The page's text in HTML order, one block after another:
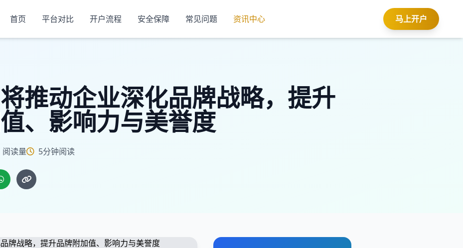
首页 平台对比 开户流程 安全保障 常见问题 资讯中心 马上开户
推动企业深化品牌战略，提升
、影响力与美誉度
阅读量 5分钟阅读